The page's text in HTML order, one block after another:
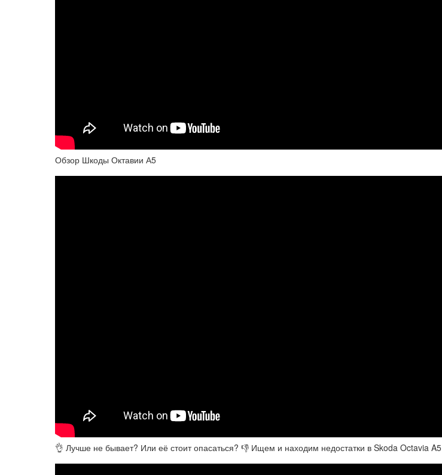
Обзор Шкоды Октавии А5
👌 Лучше не бывает? Или её стоит опасаться? 👎 Ищем и находим недостатки в Skoda Octavia A5